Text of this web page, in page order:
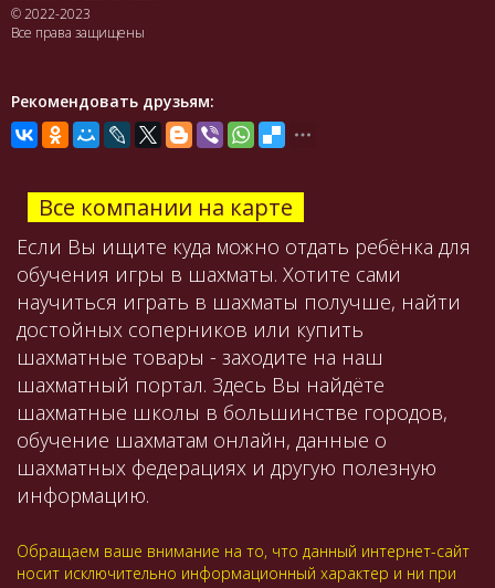
© 2022-2023
Все права защищены
Рекомендовать друзьям:
Все компании на карте
Если Вы ищите куда можно отдать ребёнка для
обучения игры в шахматы. Хотите сами
научиться играть в шахматы получше, найти
достойных соперников или купить
шахматные товары - заходите на наш
шахматный портал. Здесь Вы найдёте
шахматные школы в большинстве городов,
обучение шахматам онлайн, данные о
шахматных федерациях и другую полезную
информацию.
Обращаем ваше внимание на то, что данный интернет-сайт
носит исключительно информационный характер и ни при